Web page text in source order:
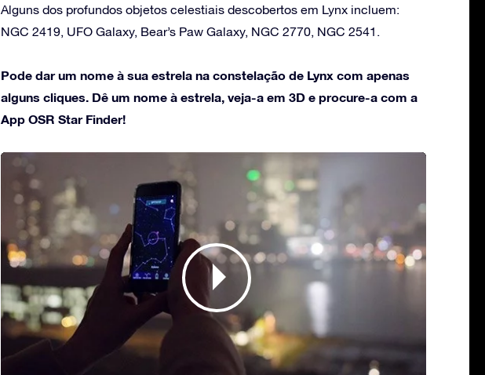
Alguns dos profundos objetos celestiais descobertos em Lynx incluem:
NGC 2419, UFO Galaxy, Bear’s Paw Galaxy, NGC 2770, NGC 2541.
Pode dar um nome à sua estrela na constelação de Lynx com apenas
alguns cliques. Dê um nome à estrela, veja-a em 3D e procure-a com a
App OSR Star Finder!